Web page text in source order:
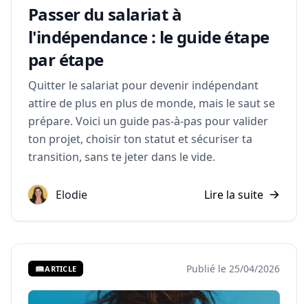
Passer du salariat à
l'indépendance : le guide étape
par étape
Quitter le salariat pour devenir indépendant
attire de plus en plus de monde, mais le saut se
prépare. Voici un guide pas-à-pas pour valider
ton projet, choisir ton statut et sécuriser ta
transition, sans te jeter dans le vide.
Elodie Lire la suite
📖ARTICLE Publié le 25/04/2026